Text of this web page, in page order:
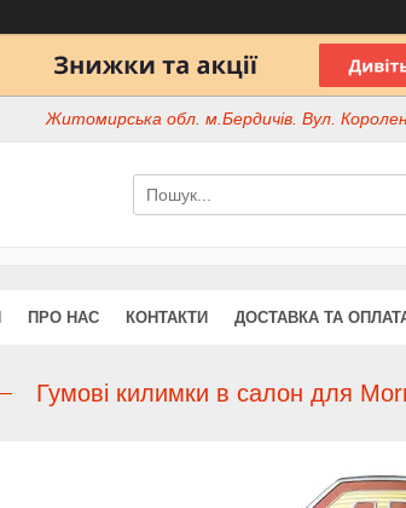
Житомирська обл. м.Бердичів. Вул.
ПРО НАС КОНТАКТИ ДОСТАВКА ТА
Гумові килимки в салон для